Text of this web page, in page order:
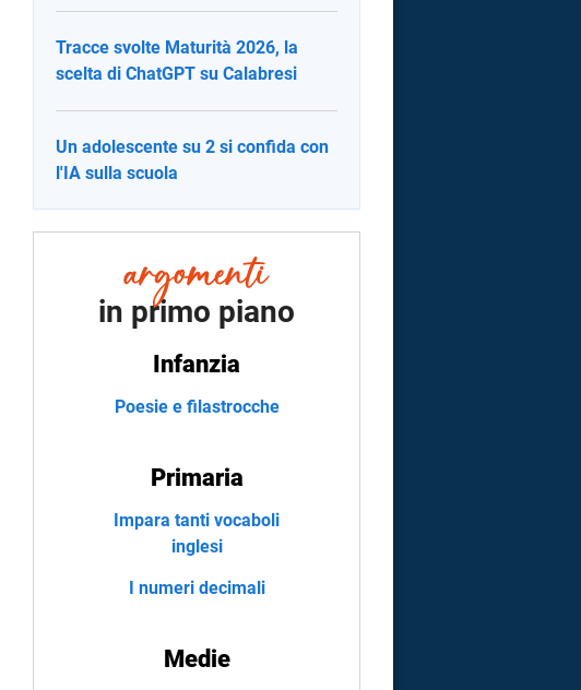
Tracce svolte Maturità 2026, la
scelta di ChatGPT su Calabresi
Un adolescente su 2 si confida con
l'IA sulla scuola
in primo piano
Infanzia
Poesie e filastrocche
Primaria
Impara tanti vocaboli
inglesi
I numeri decimali
Medie